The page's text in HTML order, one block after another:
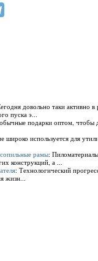
довольно таки активно в
пуска э...
подарки оптом, чтобы
используется для
рамы:
конструкций, а ...
: Технологический
жизн...